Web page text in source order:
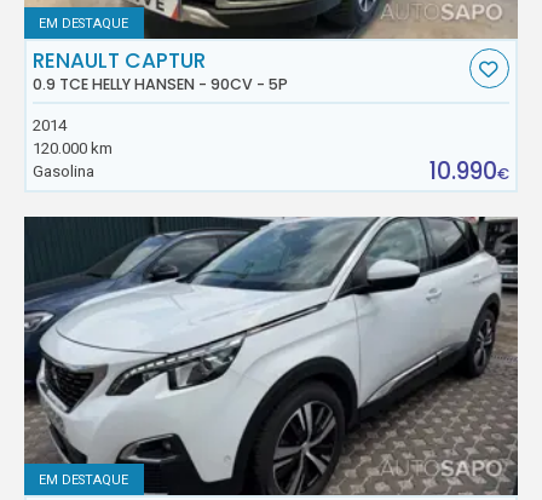
EM DESTAQUE
RENAULT CAPTUR
0.9 TCE HELLY HANSEN - 90CV - 5P
2014
120.000 km
Gasolina
10.990€
EM DESTAQUE